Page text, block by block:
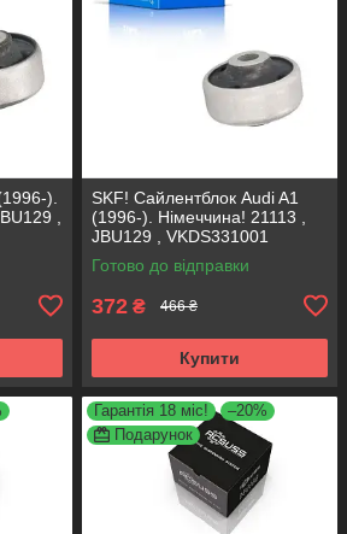
).
,
SKF! Сайлентблок Audi A1
(1996-). Німеччина! 21113 ,
JBU129 , VKDS331001
Готово до відправки
372 ₴ 466 ₴
Купити
Гарантія 18 міс!
–20%
Подарунок